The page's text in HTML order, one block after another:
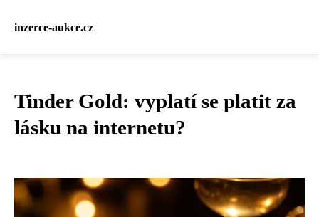
inzerce-aukce.cz
Tinder Gold: vyplatí se platit za
lásku na internetu?